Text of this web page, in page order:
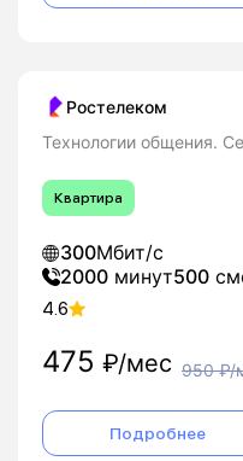
Ростелеком
Технологии общения.
Квартира
300Мбит/с
2000 минут500
4.6
475 ₽/мес 950₽/
Подробнее